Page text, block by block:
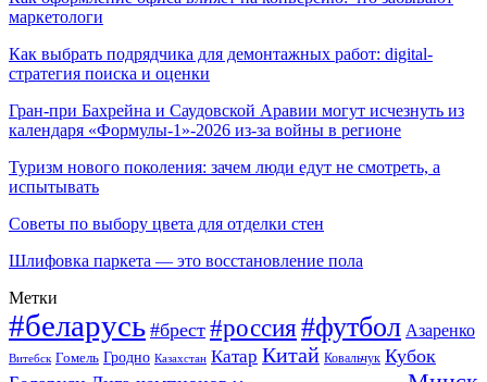
маркетологи
Как выбрать подрядчика для демонтажных работ: digital-
стратегия поиска и оценки
Гран-при Бахрейна и Саудовской Аравии могут исчезнуть из
календаря «Формулы-1»-2026 из-за войны в регионе
Туризм нового поколения: зачем люди едут не смотреть, а
испытывать
Советы по выбору цвета для отделки стен
Шлифовка паркета — это восстановление пола
Метки
#беларусь #брест #россия#футбол Азаренко
Витебск Гомель Гродно Казахстан Катар Китай Ковальчук Кубок